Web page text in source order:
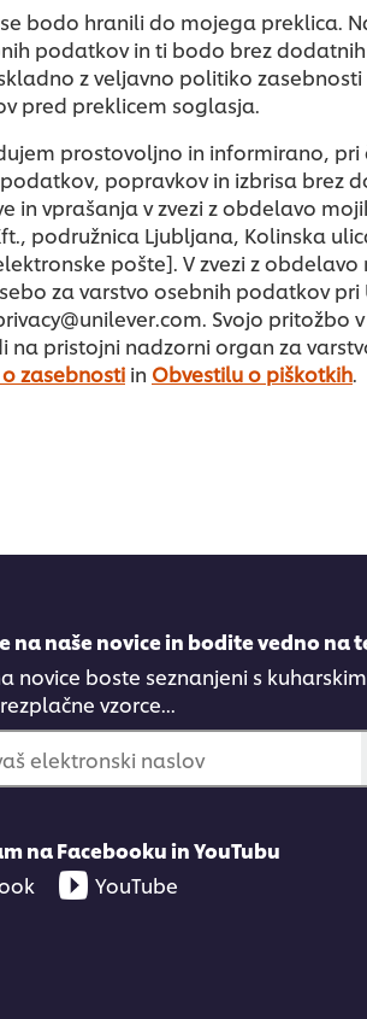
bodo hranili do mojega preklica.
podatkov in ti bodo brez
z veljavno politiko
pred preklicem soglasja.
prostovoljno in informirano, pri
popravkov in izbrisa brez
in vprašanja v zvezi z obdelavo
podružnica Ljubljana, Kolinska
pošte]. V zvezi z
za varstvo osebnih podatkov pri
Svojo pritožbo
pristojni nadzorni organ za
zasebnosti in Obvestilu o piškotkih.
na naše novice in bodite vedno na
novice boste seznanjeni s
vzorce...
elektronski naslov
na Facebooku in YouTubu
YouTube